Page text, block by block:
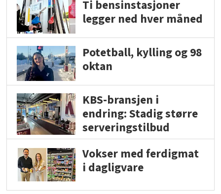
Ti bensinstasjoner
legger ned hver måned
Potetball, kylling og 98
oktan
KBS-bransjen i
endring: Stadig større
serveringstilbud
Vokser med ferdigmat
i dagligvare